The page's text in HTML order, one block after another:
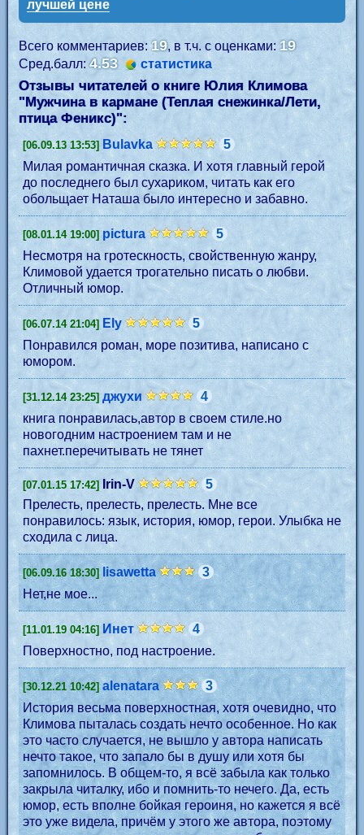
лучшей цене
Всего комментариев:19, в т.ч. с оценками: 19
Сред.балл:4.53 статистика
Отзывы читателей о книге Юлия Климова
"Мужчина в кармане (Теплая снежинка/Лети,
птица Феникс)":
[06.09.13 13:53] Bulavka
5
Милая романтичная сказка. И хотя главный герой
до последнего был сухариком, читать как его
обольщает Наташа было интересно и забавно.
[08.01.14 19:00] pictura
5
Несмотря на гротескность, свойственную жанру,
Климовой удается трогательно писать о любви.
Отличный юмор.
[06.07.14 21:04] Ely
5
Понравился роман, море позитива, написано с
юмором.
[31.12.14 23:25] джухи
4
книга понравилась,автор в своем стиле.но
новогодним настроением там и не
пахнет.перечитывать не тянет
[07.01.15 17:42] Irin-V
5
Прелесть, прелесть, прелесть. Мне все
понравилось: язык, история, юмор, герои. Улыбка не
сходила с лица.
[06.09.16 18:30] lisawetta
3
Нет,не мое...
[11.01.19 04:16] Инет
4
Поверхностно, под настроение.
[30.12.21 10:42] alenatara
3
История весьма поверхностная, хотя очевидно, что
Климова пыталась создать нечто особенное. Но как
это часто случается, не вышло у автора написать
нечто такое, что запало бы в душу или хотя бы
запомнилось. В общем-то, я всё забыла как только
закрыла читалку, ибо и помнить-то нечего. Да, есть
юмор, есть вполне бойкая героиня, но кажется я всё
это уже видела, причём у этого же автора, поэтому